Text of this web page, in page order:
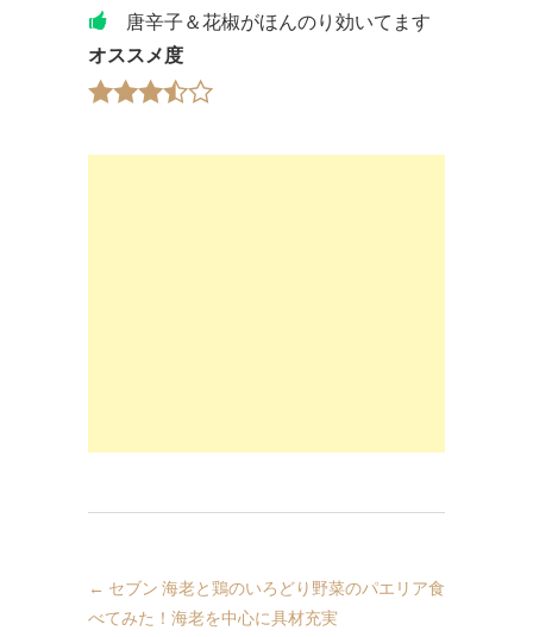
唐辛子＆花椒がほんのり効いてます
オススメ度
← セブン 海老と鶏のいろどり野菜のパエリア食
べてみた！海老を中心に具材充実